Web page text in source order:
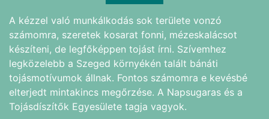
A kézzel való munkálkodás sok területe vonzó
számomra, szeretek kosarat fonni, mézeskalácsot
készíteni, de legfőképpen tojást írni. Szívemhez
legközelebb a Szeged környékén talált bánáti
tojásmotívumok állnak. Fontos számomra e kevésbé
elterjedt mintakincs megőrzése. A Napsugaras és a
Tojásdíszítők Egyesülete tagja vagyok.